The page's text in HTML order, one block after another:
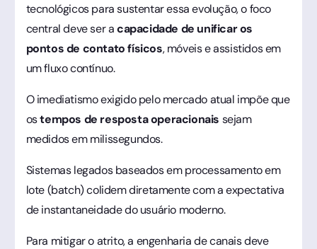
tecnológicos para sustentar essa evolução, o foco
central deve ser acapacidade de unificar os
pontos de contato físicos, móveis e assistidos em
um fluxo contínuo.
O imediatismo exigido pelo mercado atual impõe que
ostempos de resposta operacionais sejam
medidos em milissegundos.
Sistemas legados baseados em processamento em
lote (batch) colidem diretamente com a expectativa
de instantaneidade do usuário moderno.
Para mitigar o atrito, a engenharia de canais deve